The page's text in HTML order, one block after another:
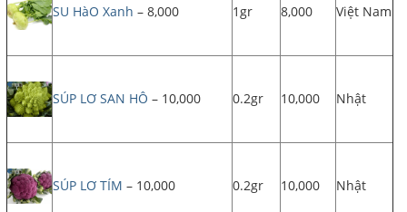
SU HàO Xanh – 8,000 1gr 8,000 Việt Nam
SÚP LƠ SAN HÔ – 10,000 0.2gr 10,000 Nhật
SÚP LƠ TÍM – 10,000 0.2gr 10,000 Nhật